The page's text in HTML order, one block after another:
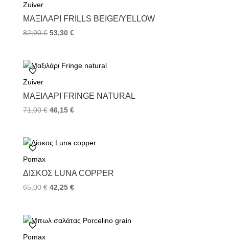
k
Zuiver
ΜΑΞΙΛΆΡΙ FRILLS BEIGE/YELLOW
82,00€ 53,30 €
Zuiver
ΜΑΞΙΛΆΡΙ FRINGE NATURAL
71,00€ 46,15 €
Pomax
ΔΊΣΚΟΣ LUNA COPPER
65,00€ 42,25 €
Pomax